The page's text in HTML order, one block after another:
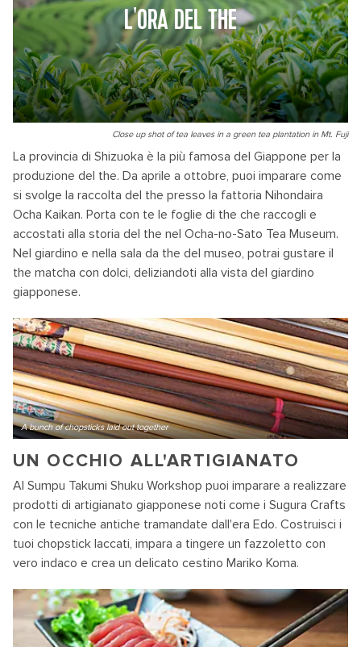
L'ORA DEL THE
Close up shot of tea leaves in a green tea plantation in Mt. Fuji
La provincia di Shizuoka è la più famosa del Giappone per la
produzione del the. Da aprile a ottobre, puoi imparare come
si svolge la raccolta del the presso la fattoria Nihondaira
Ocha Kaikan. Porta con te le foglie di the che raccogli e
accostati alla storia del the nel Ocha-no-Sato Tea Museum.
Nel giardino e nella sala da the del museo, potrai gustare il
the matcha con dolci, deliziandoti alla vista del giardino
giapponese.
A bunch of chopsticks laid out together
UN OCCHIO ALL'ARTIGIANATO
Al Sumpu Takumi Shuku Workshop puoi imparare a realizzare
prodotti di artigianato giapponese noti come i Sugura Crafts
con le tecniche antiche tramandate dall'era Edo. Costruisci i
tuoi chopstick laccati, impara a tingere un fazzoletto con
vero indaco e crea un delicato cestino Mariko Koma.